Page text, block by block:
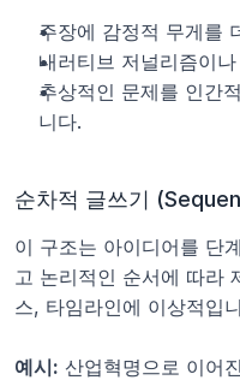
주장에 감정적 무게를
내러티브 저널리즘이
추상적인 문제를 인간
니다.
순차적 글쓰기
이 구조는 아이디어를 단
고 논리적인 순서에 따라
스, 타임라인에 이상적입
예시: 산업혁명으로 이어